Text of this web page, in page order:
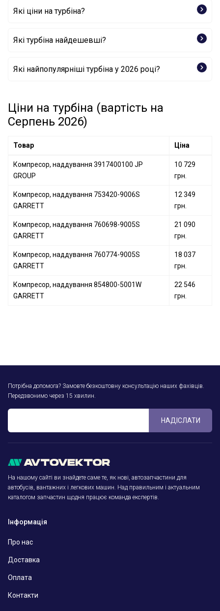
Які ціни на турбіна?
Які турбіна найдешевші?
Компресор, наддування 55566188 GENERAL MOTORS
Компресор, наддування 55568031 GENERAL MOTORS
Які найпопулярніші турбіна у 2026 році?
Компресор, наддування 751851-5004S GARRETT
Ціни на турбіна (вартість на
Серпень 2026)
Товар Ціна
Компресор, наддування 3917400100 JP
GROUP
10 729
грн.
Компресор, наддування 753420-9006S
GARRETT
12 349
грн.
Компресор, наддування 760698-9005S
GARRETT
21 090
грн.
Компресор, наддування 760774-9005S
GARRETT
18 037
грн.
Компресор, наддування 854800-5001W
GARRETT
22 546
грн.
Потрібна допомога? Замовте безкоштовну консультацію наших фахівців.
Передзвонимо через 15 хвилин.
НАДІСЛАТИ
На нашому сайті ви знайдете саме те, як нові, автозапчастини для
автобусів, вантажних і легкових машин. Над правильним і актуальним
каталогом запчастин щодня працює команда експертів.
Інформація
Про нас
Доставка
Оплата
Контакти